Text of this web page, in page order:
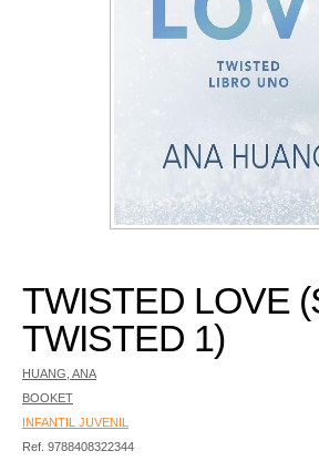
TWISTED LOVE
TWISTED 1)
HUANG, ANA
BOOKET
INFANTIL JUVENIL
Ref. 9788408322344